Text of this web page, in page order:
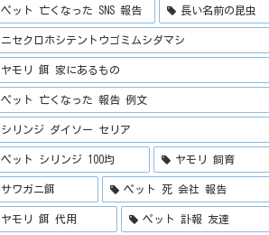
ペット 亡くなった SNS 報告 長い名前の昆虫
ニセクロホシテントウゴミムシダマシ
ヤモリ 餌 家にあるもの
ペット 亡くなった 報告 例文
シリンジ ダイソー セリア
ペット シリンジ 100均 ヤモリ 飼育
サワガニ餌 ペット 死 会社 報告
ヤモリ 餌 代用 ペット 訃報 友達